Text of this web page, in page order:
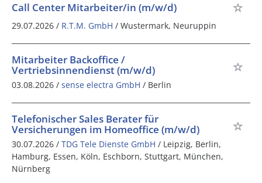
Call Center Mitarbeiter/in (m/w/d)
29.07.2026 / R.T.M. GmbH / Wustermark, Neuruppin
Mitarbeiter Backoffice /
Vertriebsinnendienst (m/w/d)
03.08.2026 / sense electra GmbH / Berlin
Telefonischer Sales Berater für
Versicherungen im Homeoffice (m/w/d)
30.07.2026 / TDG Tele Dienste GmbH / Leipzig, Berlin,
Hamburg, Essen, Köln, Eschborn, Stuttgart, München,
Nürnberg